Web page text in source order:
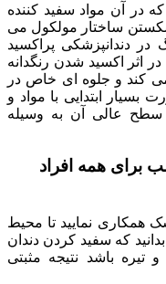
در آن مواد سفید کننده
ساختار مولکول می
در دندانپزشکی پراکسید
اثر اکسید شدن رنگدانه
می کند و جلوه ای خاص در
بسیار ابتدایی با مواد و
سطح عالی آن به وسیله
برای همه افراد
همکاری نمایید تا محیط
که سفید کردن دندان
باشد نتیجه مثبتی